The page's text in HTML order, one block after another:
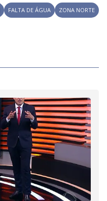
FALTA DE ÁGUA
ZONA NORTE